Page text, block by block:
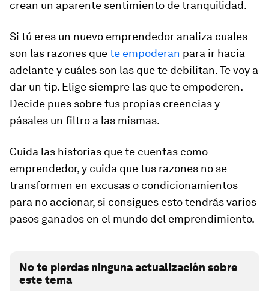
crean un aparente sentimiento de tranquilidad.
Si tú eres un nuevo emprendedor analiza cuales
son las razones quete empoderan para ir hacia
adelante y cuáles son las que te debilitan. Te voy a
dar un tip. Elige siempre las que te empoderen.
Decide pues sobre tus propias creencias y
pásales un filtro a las mismas.
Cuida las historias que te cuentas como
emprendedor, y cuida que tus razones no se
transformen en excusas o condicionamientos
para no accionar, si consigues esto tendrás varios
pasos ganados en el mundo del emprendimiento.
No te pierdas ninguna actualización sobre
este tema